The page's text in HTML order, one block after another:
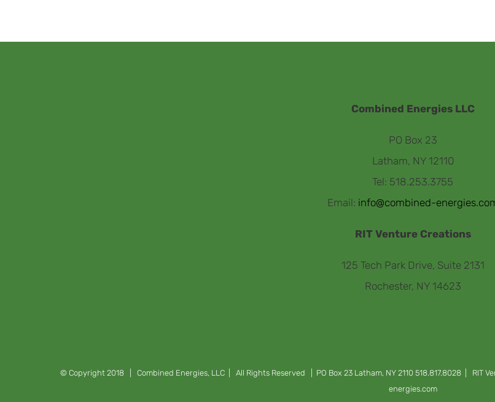
Combined Energies LLC
PO Box 23
Latham, NY 12110
Tel: 518.253.3755
Email: info@combined-
RIT Venture Creations
125 Tech Park Drive, Suite 2131
Rochester, NY 14623
© Copyright 2018 | Combined Energies, LLC | All Rights Reserved | PO Box 23 Latham, NY 2110 518.817.8028 | RIT
energies.com